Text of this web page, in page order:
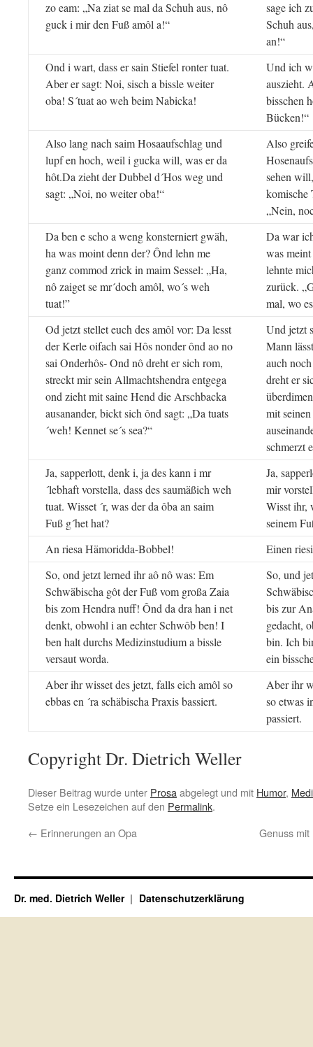
zo eam: „Na ziat se mal da Schuh aus, nô
guck i mir den Fuß amôl a!“
sage ich
Schuh
an!“
Ond i wart, dass er sain Stiefel ronter tuat.
Aber er sagt: Noi, sisch a bissle weiter
oba! S´tuat ao weh beim Nabicka!
Und ich
auszieht.
bisschen
Bücken!“
Also lang nach saim Hosaaufschlag und
lupf en hoch, weil i gucka will, was er da
hôt.Da zieht der Dubbel d´Hos weg und
sagt: „Noi, no weiter oba!“
Also
sehen
komische
„Nein,
Da ben e scho a weng konsterniert gwäh,
ha was moint denn der? Ônd lehn me
ganz commod zrick in maim Sessel: „Ha,
nô zaiget se mr´doch amôl, wo´s weh
tuat!”
Da war
was
lehnte
zurück.
mal, wo
Od jetzt stellet euch des amôl vor: Da lesst
der Kerle oifach sai Hôs nonder ônd ao no
sai Onderhôs- Ond nô dreht er sich rom,
streckt mir sein Allmachtshendra entgega
ond zieht mit saine Hend die Arschbacka
ausanander, bickt sich ônd sagt: „Da tuats
´weh! Kennet se´s sea?“
Und jetzt
Mann
auch
dreht er
mit
schmerzt
Ja, sapperlott, denk i, ja des kann i mr
´lebhaft vorstella, dass des saumäßich weh
tuat. Wisset ´r, was der da ôba an saim
Fuß g´het hat?
Ja,
mir
Wisst ihr,
seinem
An riesa Hämoridda-Bobbel!
Einen
So, ond jetzt lerned ihr aô nô was: Em
Schwäbischa gôt der Fuß vom großa Zaia
bis zom Hendra nuff! Ônd da dra han i net
denkt, obwohl i an echter Schwôb ben! I
ben halt durchs Medizinstudium a bissle
versaut worda.
So, und
bis zur
gedacht,
bin. Ich
ein
Aber ihr wisset des jetzt, falls eich amôl so
ebbas en ´ra schäbischa Praxis bassiert.
Aber ihr
so etwas
passiert.
Copyright Dr. Dietrich Weller
Dieser Beitrag wurde unter Prosa abgelegt und mit Humor,
Setze ein Lesezeichen auf den Permalink.
← Erinnerungen an Opa Genuss
Dr. med. Dietrich Weller Datenschutzerklärung